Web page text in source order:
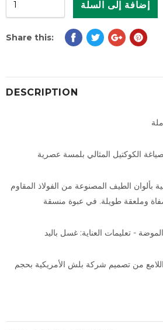
Share this:
DESCRIPTION
بألوان الطيف المصنوعة من الفولاذ المقاوم
وملعقة طويلة. في عبوة منسقة
- تعليمات العناية: غسل باليد
من تصميم شركة بلش الأمريكية بحجم